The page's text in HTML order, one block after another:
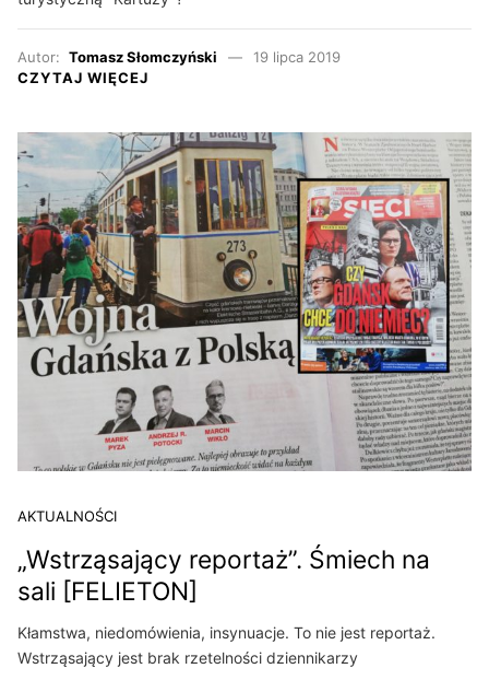
Autor: Tomasz Słomczyński
19 lipca 2019
CZYTAJ WIĘCEJ
AKTUALNOŚCI
„Wstrząsający reportaż”. Śmiech na
sali [FELIETON]
Kłamstwa, niedomówienia, insynuacje. To nie jest reportaż.
Wstrząsający jest brak rzetelności dziennikarzy